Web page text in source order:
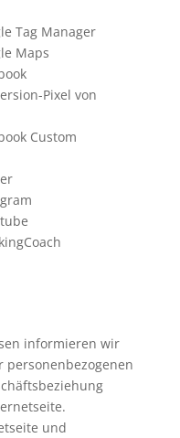
Tag Manager
Maps
Pixel von
Custom
informieren wir
personenbezogenen
und